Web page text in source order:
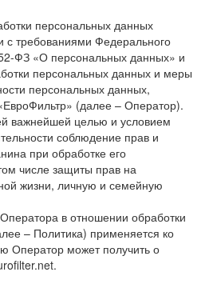
персональных данных
с требованиями Федерального
ФЗ «О персональных данных» и
персональных данных и меры
персональных данных,
(далее – Оператор).
важнейшей целью и условием
соблюдение прав и
при обработке его
числе защиты прав на
жизни, личную и семейную
в отношении обработки
– Политика) применяется ко
Оператор может получить о